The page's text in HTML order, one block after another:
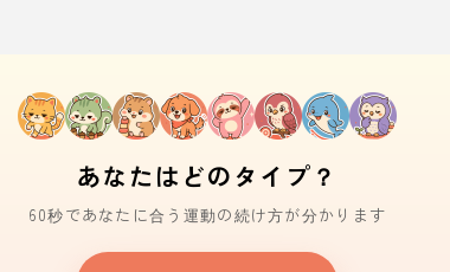
あなたはどのタイプ？
60秒であなたに合う運動の続け方が分かります